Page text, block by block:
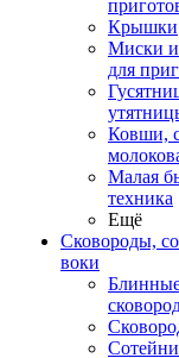
Крышки
Миски и
для
Ковши,
Малая
техника
Ещё
Сковороды,
воки